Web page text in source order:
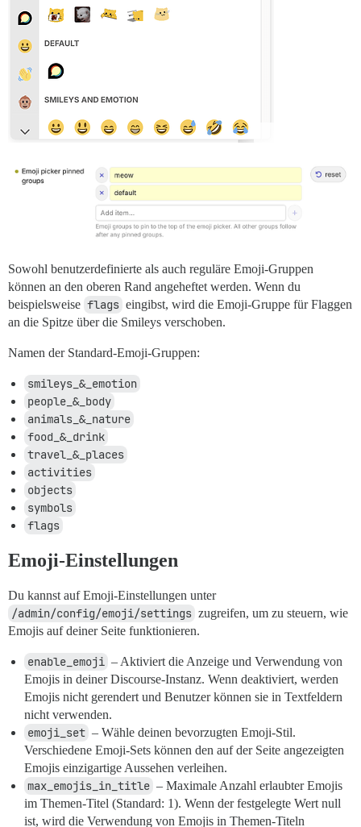
Sowohl benutzerdefinierte als auch reguläre Emoji-Gruppen
können an den oberen Rand angeheftet werden. Wenn du
beispielsweise flags eingibst, wird die Emoji-Gruppe für Flaggen
an die Spitze über die Smileys verschoben.
Namen der Standard-Emoji-Gruppen:
smileys_&_emotion
people_&_body
animals_&_nature
food_&_drink
travel_&_places
activities
objects
symbols
flags
Emoji-Einstellungen
Du kannst auf Emoji-Einstellungen unter
/admin/config/emoji/settings zugreifen, um zu steuern, wie
Emojis auf deiner Seite funktionieren.
enable_emoji – Aktiviert die Anzeige und Verwendung von
Emojis in deiner Discourse-Instanz. Wenn deaktiviert, werden
Emojis nicht gerendert und Benutzer können sie in Textfeldern
nicht verwenden.
emoji_set – Wähle deinen bevorzugten Emoji-Stil.
Verschiedene Emoji-Sets können den auf der Seite angezeigten
Emojis einzigartige Aussehen verleihen.
max_emojis_in_title – Maximale Anzahl erlaubter Emojis
im Themen-Titel (Standard: 1). Wenn der festgelegte Wert null
ist, wird die Verwendung von Emojis in Themen-Titeln